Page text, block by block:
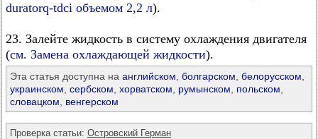
duratorq-tdci объемом 2,2 л).
23. Залейте жидкость в систему охлаждения двигателя
(см. Замена охлаждающей жидкости).
Эта статья доступна на английском болгарском белорусском
украинском сербском хорватском румынском польском
словацком
венгерском
Проверка статьи: Островский Герман